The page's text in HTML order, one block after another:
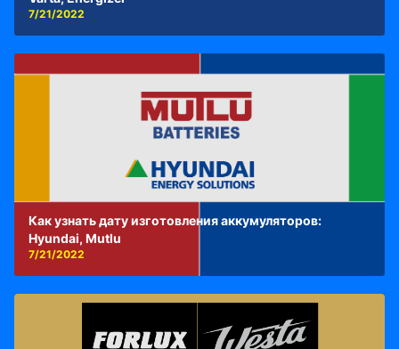
7/21/2022
Как узнать дату изготовления аккумуляторов:
Hyundai, Mutlu
7/21/2022